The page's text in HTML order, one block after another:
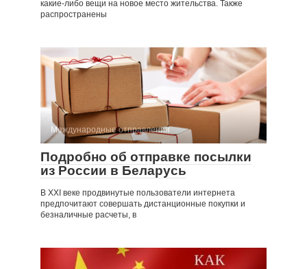
какие-либо вещи на новое место жительства. Также
распространены
Международные отправления
Подробно об отправке посылки
из России в Беларусь
В XXI веке продвинутые пользователи интернета
предпочитают совершать дистанционные покупки и
безналичные расчеты, в